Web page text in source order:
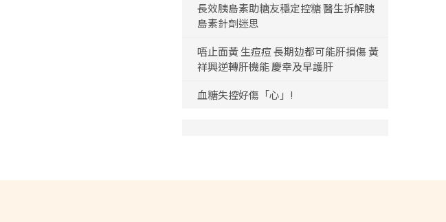
長效胰島素助糖友穩定控糖 醫生拆解胰
島素針劑迷思
唔止面黃 生痘痘 長期攰都可能肝損傷 黃
祥興逆轉肝機能 慶幸及早護肝
血糖失控好傷「心」!